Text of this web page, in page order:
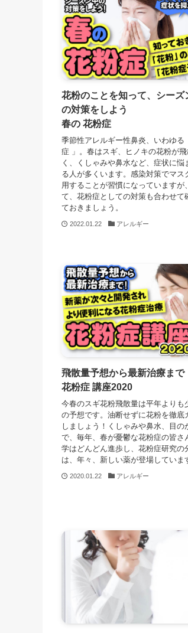
花粉のことを知って、シーズ
の対策をしよう
春の 花粉症
季節性アレルギー性鼻炎、いわゆる
症 」。春はスギ、ヒノキの花粉が
く、くしゃみや鼻水など、症状に悩
る人が多くいます。感染対策でマス
用することが習慣になっていますが
て、花粉症としての対策も合わせて
ておきましょう。
2022.01.22 アレルギー
飛散量予想から最新治療まで
花粉症 講座2020
今春のスギ花粉飛散量は平年よりも
の予想です。油断せずに花粉を徹底
しましょう！くしゃみや鼻水、目の
で、毎年、春が憂鬱な花粉症の皆さ
学はどんどん進歩し、花粉症研究の
は、年々、新しい薬が登場していま
2020.01.22 アレルギー